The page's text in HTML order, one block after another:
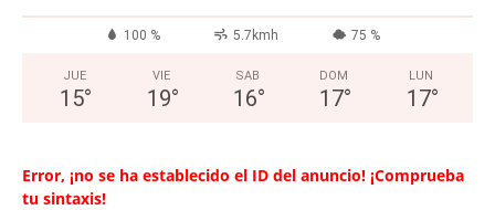
100 % 5.7kmh 75 %
JUE
15°
VIE
19°
SAB
16°
DOM
17°
LUN
17°
Error, ¡no se ha establecido el ID del anuncio! ¡Comprueba
tu sintaxis!